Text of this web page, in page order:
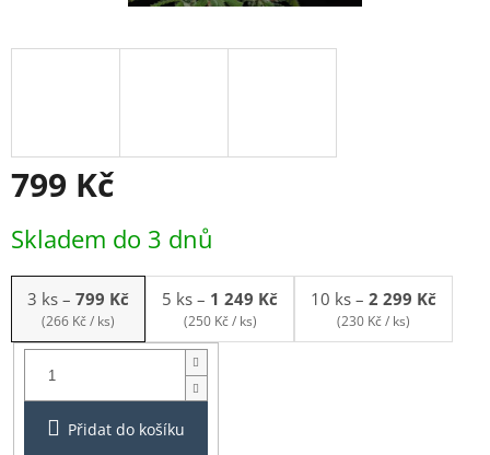
799 Kč
cena:
Skladem do 3 dnů
3 ks – 799 Kč
(266 Kč / ks)
5 ks – 1 249 Kč
(250 Kč / ks)
10 ks – 2 299 Kč
(230 Kč / ks)
Balení:
Přidat do košíku